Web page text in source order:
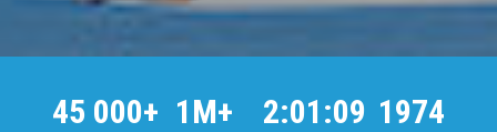
45 000+ 1M+ 2:01:09 1974